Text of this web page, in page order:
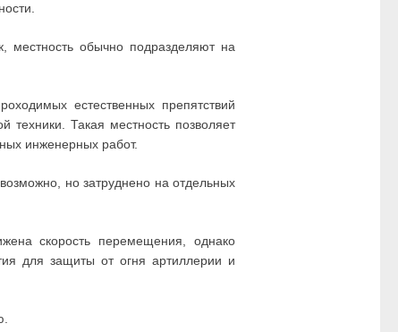
местность обычно подразделяют на
естественных препятствий
техники. Такая местность позволяет
инженерных работ.
но затруднено на отдельных
скорость перемещения, однако
для защиты от огня артиллерии и